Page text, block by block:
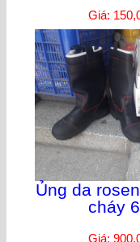
Giá:
Ủng da
cháy
Giá: